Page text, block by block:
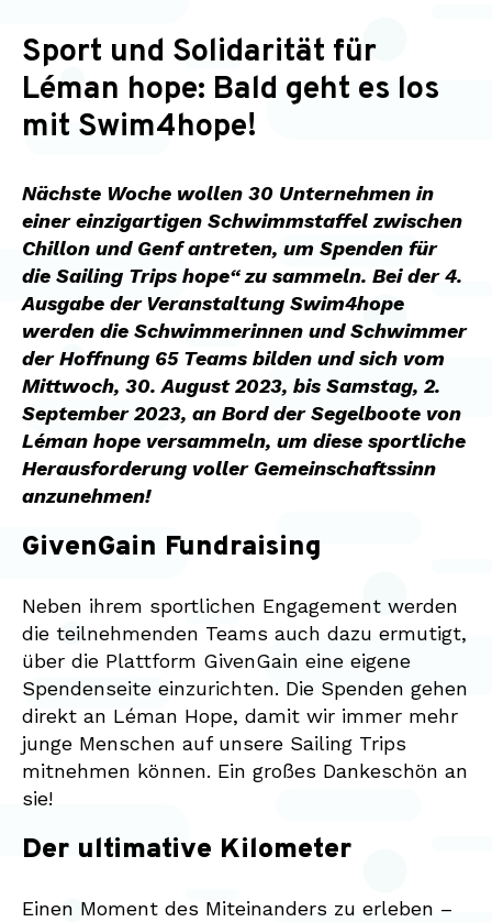
Sport und Solidarität für
Léman hope: Bald geht es los
mit Swim4hope!
Nächste Woche wollen 30 Unternehmen in
einer einzigartigen Schwimmstaffel zwischen
Chillon und Genf antreten, um Spenden für
die Sailing Trips hope“ zu sammeln. Bei der 4.
Ausgabe der Veranstaltung Swim4hope
werden die Schwimmerinnen und Schwimmer
der Hoffnung 65 Teams bilden und sich vom
Mittwoch, 30. August 2023, bis Samstag, 2.
September 2023, an Bord der Segelboote von
Léman hope versammeln, um diese sportliche
Herausforderung voller Gemeinschaftssinn
anzunehmen!
GivenGain Fundraising
Neben ihrem sportlichen Engagement werden
die teilnehmenden Teams auch dazu ermutigt,
über die Plattform GivenGain eine eigene
Spendenseite einzurichten. Die Spenden gehen
direkt an Léman Hope, damit wir immer mehr
junge Menschen auf unsere Sailing Trips
mitnehmen können. Ein großes Dankeschön an
sie!
Der ultimative Kilometer
Einen Moment des Miteinanders zu erleben –